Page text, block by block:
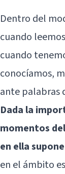
Dentro del
cuando
cuando
conocíamos,
ante palabras
Dada la
momentos
en ella
en el ámbito